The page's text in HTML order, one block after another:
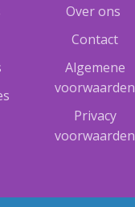
Over ons
Contact
Algemene
voorwaarden
Privacy
voorwaarden